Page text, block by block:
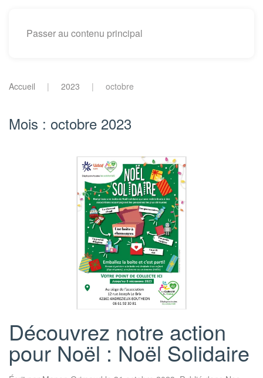
Passer au contenu principal
Accueil 2023 octobre
Mois : octobre 2023
Découvrez notre action
pour Noël : Noël Solidaire